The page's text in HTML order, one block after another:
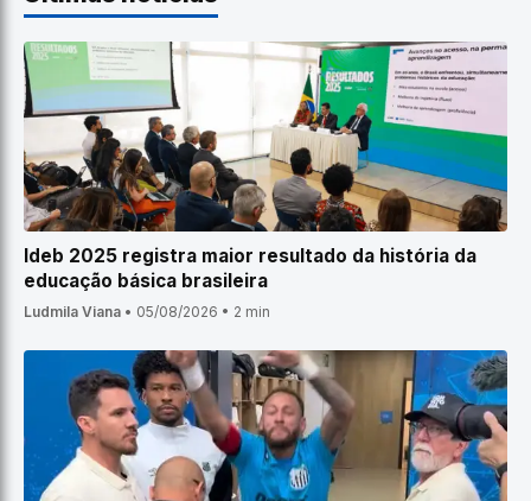
Ideb 2025 registra maior resultado da história da
educação básica brasileira
Ludmila Viana • 05/08/2026 • 2 min